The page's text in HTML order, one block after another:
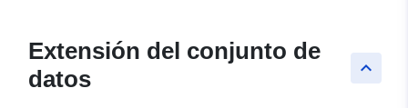
keyboard_arrow_up
Extensión del conjunto de
datos